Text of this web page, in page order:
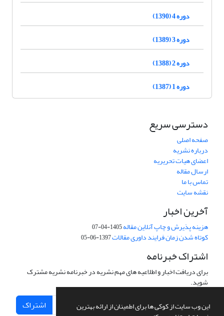
این وب سایت از کوکی ها برای اطمینان از ارائه بهترین
دوره 4 (1390)
دوره 3 (1389)
دوره 2 (1388)
دوره 1 (1387)
دسترسی سریع
صفحه اصلی
درباره نشریه
اعضای هیات تحریریه
ارسال مقاله
تماس با ما
نقشه سایت
آخرین اخبار
هزینه پذیرش و چاپ آنلاین مقاله1405-04-07
کوتاه شدن زمان فرایند داوری مقالات1397-06-05
اشتراک خبرنامه
برای دریافت اخبار و اطلاعیه های مهم نشریه در خبرنامه نشریه مشترک
شوید.
اشتراک